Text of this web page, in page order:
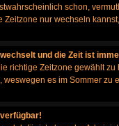
schon,
Zeitzone nur wechseln
und die Zeit ist
richtige Zeitzone gewählt
weswegen es im Sommer